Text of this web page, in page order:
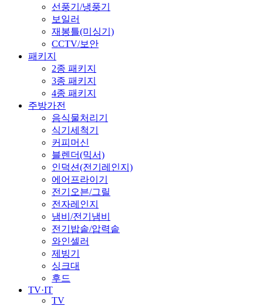
선풍기/냉풍기
보일러
재봉틀(미싱기)
CCTV/보안
패키지
2종 패키지
3종 패키지
4종 패키지
주방가전
음식물처리기
식기세척기
커피머신
블렌더(믹서)
인덕션(전기레인지)
에어프라이기
전기오븐/그릴
전자레인지
냄비/전기냄비
전기밥솥/압력솥
와인셀러
제빙기
싱크대
후드
TV·IT
TV